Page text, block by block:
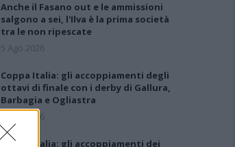
Anche il Fasano out e le ammissioni
salgono a sei, l'Ilva è la prima società
tra le non ripescate
5 Ago 2026
Coppa Italia: gli accoppiamenti degli
ottavi di finale con i derby di Gallura,
Barbagia e Ogliastra
5 Ago 2026
Coppa Italia: gli accoppiamenti dei